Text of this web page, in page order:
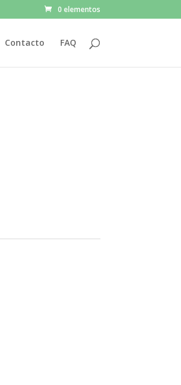
0 elementos
Contacto FAQ